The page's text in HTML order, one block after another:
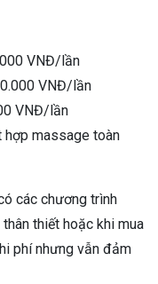
VNĐ/lần
VNĐ/lần
VNĐ/lần
hợp massage toàn
các chương trình
thiết hoặc khi mua
phí nhưng vẫn đảm